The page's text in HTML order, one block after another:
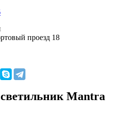
проезд 18
Mantra